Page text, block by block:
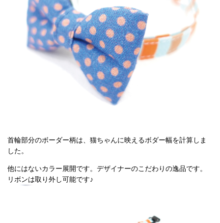
首輪部分のボーダー柄は、猫ちゃんに映えるボダー幅を計算しま
した。
他にはないカラー展開です。デザイナーのこだわりの逸品です。
リボンは取り外し可能です♪